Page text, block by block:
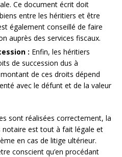
Ce document écrit doit
entre les héritiers et être
également conseillé de faire
auprès des services fiscaux.
: Enfin, les héritiers
de succession dus à
de ces droits dépend
avec le défunt et de la valeur
sont réalisées correctement, la
notaire est tout à fait légale et
en cas de litige ultérieur.
conscient qu’en procédant